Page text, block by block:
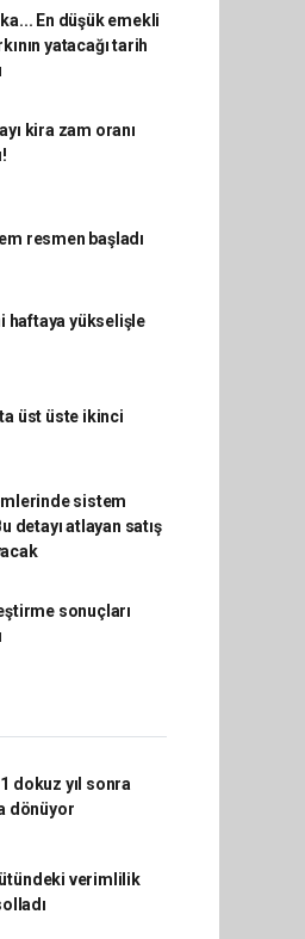
En düşük emekli
yatacağı tarih
kira zam oranı
resmen başladı
haftaya yükselişle
üst üste ikinci
sistem
detayı atlayan satış
sonuçları
dokuz yıl sonra
dönüyor
verimlilik